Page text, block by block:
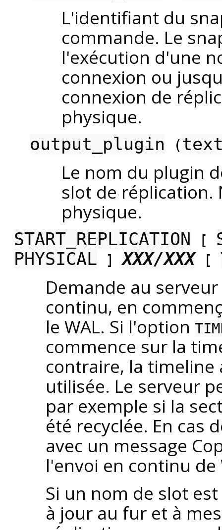
L'identifiant du
commande. Le
l'exécution d'une
connexion ou
connexion de
physique.
output_plugin (
Le nom du plugin
slot de réplication.
physique.
START_REPLICATION [
PHYSICAL ]XXX/XXX [
Demande au
continu, en
le WAL. Si l'option
commence sur la
contraire, la timeline
utilisée. Le serveur
par exemple si la
été recyclée. En cas
avec un message
l'envoi en continu de
Si un nom de slot
à jour au fur et à